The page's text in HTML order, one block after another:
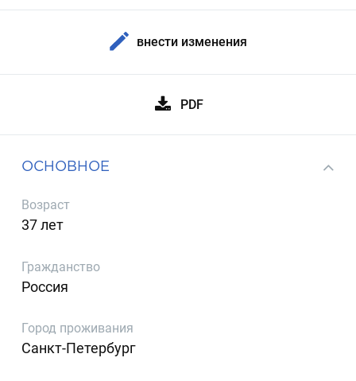
внести изменения
PDF
ОСНОВНОЕ
Возраст
37 лет
Гражданство
Россия
Город проживания
Санкт-Петербург